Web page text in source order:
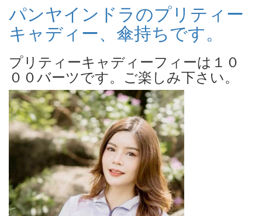
パンヤインドラのプリティー
キャディー、傘持ちです。
プリティーキャディーフィーは１０
００バーツです。ご楽しみ下さい。